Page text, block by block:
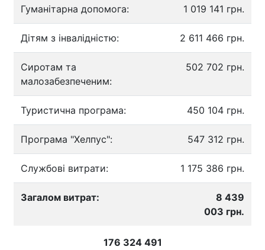
Гуманітарна допомога: 1 019 141 грн.
Дітям з інвалідністю: 2 611 466 грн.
Сиротам та
малозабезпеченим:
502 702 грн.
Туристична програма: 450 104 грн.
Програма "Хелпус": 547 312 грн.
Службові витрати: 1 175 386 грн.
Загалом витрат:
8 439
003 грн.
176 324 491